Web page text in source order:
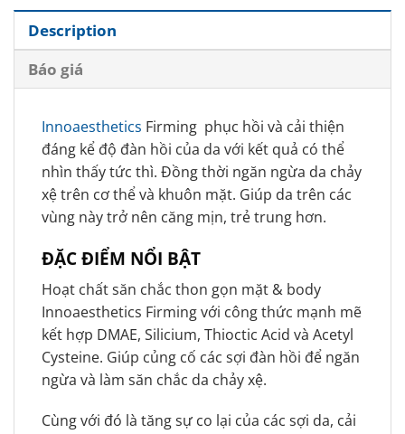
Description
Báo giá
Innoaesthetics Firming phục hồi và cải thiện
đáng kể độ đàn hồi của da với kết quả có thể
nhìn thấy tức thì. Đồng thời ngăn ngừa da chảy
xệ trên cơ thể và khuôn mặt. Giúp da trên các
vùng này trở nên căng mịn, trẻ trung hơn.
ĐẶC ĐIỂM NỔI BẬT
Hoạt chất săn chắc thon gọn mặt & body
Innoaesthetics Firming với công thức mạnh mẽ
kết hợp DMAE, Silicium, Thioctic Acid và Acetyl
Cysteine. ​​Giúp củng cố các sợi đàn hồi để ngăn
ngừa và làm săn chắc da chảy xệ.
Cùng với đó là tăng sự co lại của các sợi da, cải